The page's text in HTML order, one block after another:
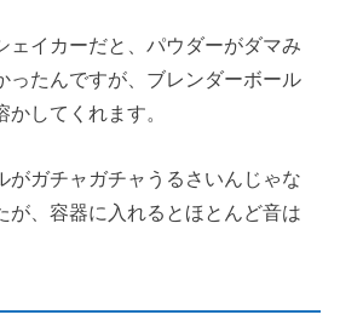
ェイカーだと、パウダーがダマみ
ったんですが、ブレンダーボール
してくれます。
がガチャガチャうるさいんじゃな
が、容器に入れるとほとんど音は